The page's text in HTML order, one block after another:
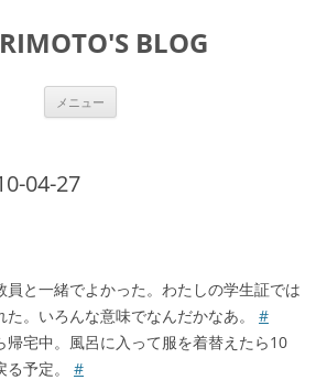
BLOG
メニュー
04-27
員と一緒でよかった。わたしの学生証では
た。いろんな意味でなんだかなあ。 #
帰宅中。風呂に入って服を着替えたら10
予定。 #